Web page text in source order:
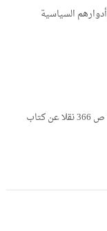
السياسية
(6) “الحياة الأدبية في المغرب على عهد الدولة العلوية” ص 366 نقلا عن كتاب